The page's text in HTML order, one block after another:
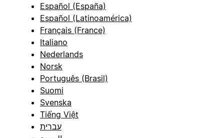
Español (España)
Español (Latinoamérica)
Français (France)
Italiano
Nederlands
Norsk
Português (Brasil)
Suomi
Svenska
Tiếng Việt
עברית